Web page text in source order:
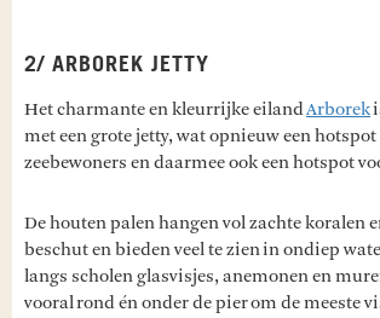
2/ ARBOREK JETTY
Het charmante en kleurrijke eilandArborek
met een grote jetty, wat opnieuw een
zeebewoners en daarmee ook een hotspot
De houten palen hangen vol zachte koralen
beschut en bieden veel te zien in ondiep
langs scholen glasvisjes, anemonen en
vooral rond én onder de pier om de meeste